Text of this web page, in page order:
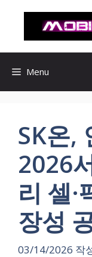
로
Menu
SK온,
2026
리 셀·
장성
03/14/2026 작